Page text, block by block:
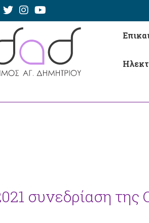
συνεδρίαση της